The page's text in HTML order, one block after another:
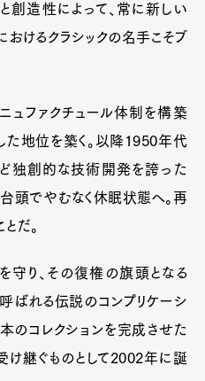
創造性によって、常に新しい
おけるクラシックの名手こそブ
ュファクチュール体制を構築
た地位を築く。以降1950年代
独創的な技術開発を誇った
頭でやむなく休眠状態へ。再
だ。
守り、その復権の旗頭となる
呼ばれる伝説のコンプリケーシ
のコレクションを完成させた
け継ぐものとして2002年に誕